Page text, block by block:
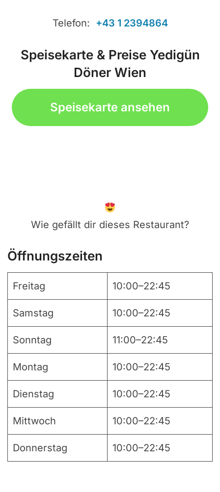
Telefon: +43 1 2394864
Speisekarte & Preise Yedigün
Döner Wien
Speisekarte ansehen
Wie gefällt dir dieses Restaurant?
Öffnungszeiten
Freitag 10:00–22:45
Samstag 10:00–22:45
Sonntag 11:00–22:45
Montag 10:00–22:45
Dienstag 10:00–22:45
Mittwoch 10:00–22:45
Donnerstag 10:00–22:45